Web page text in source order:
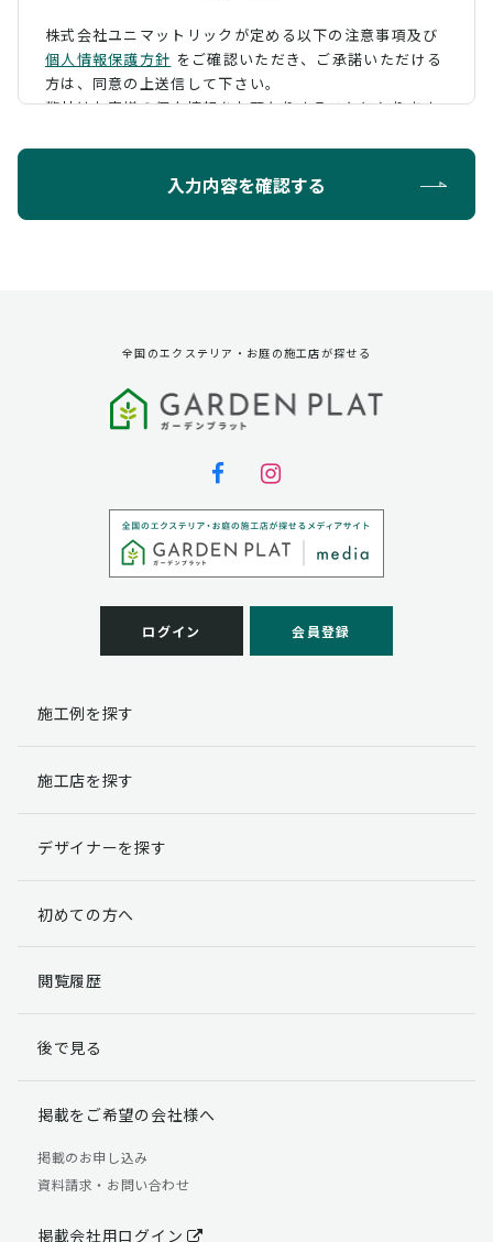
株式会社ユニマットリックが定める以下の注意事項及び
個人情報保護方針 をご確認いただき、 ご承諾いただける
方は、同意の上送信して下さい。
弊社はお客様の個人情報をお預かりすることになります
ように定め、保護に努めております。
第三者への提供
弊社は法律で定められている場合を除いて、お客様の個
個人情報の取扱い業務の委託
弊社は事業運営上、お客様により良いサービスを提供す
るために業務の一部を外部に委託しており、業務委託先
客様には、貴殿の個人情報の利用目的の通知、開示、訂
理・機密保持などによりお客様の個人情報の漏洩防止に
個人情報提出の任意性
す。
らかじめご了承ください。
個人情報の開示請求について
る権利があります。
「個人情報の取り扱いについて」
【お問合せ先】 個人情報問合せ窓口
TEL：03-5411-7891（平日9:00 ～ 18:00）
入力内容を確認する
全国のエクステリア・お庭の施工店が探せる
ログイン 会員登録
施工例を探す
施工店を探す
デザイナーを探す
初めての方へ
閲覧履歴
後で見る
掲載をご希望の会社様へ
掲載のお申し込み
資料請求・お問い合わせ
掲載会社用ログイン